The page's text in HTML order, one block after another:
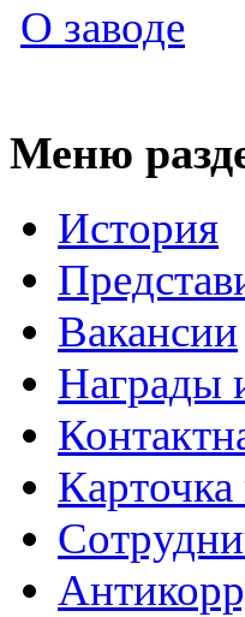
О заводе
Меню
История
Вакансии
Награды